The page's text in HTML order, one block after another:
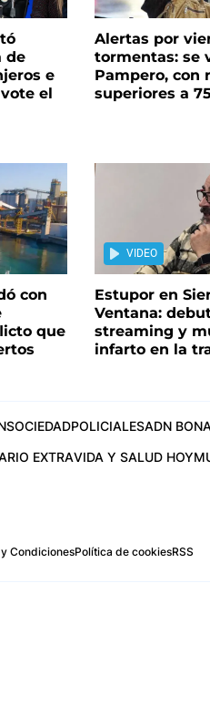
de
e
el
Alertas por
tormentas: se
Pampero, con
superiores a
con
que
VIDEO
Estupor en
Ventana:
streaming y
infarto en la
SOCIEDADPOLICIALESADN
EXTRAVIDA Y SALUD HOY
CondicionesPolítica de cookiesRSS